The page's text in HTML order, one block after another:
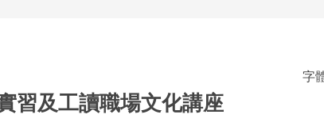
字
習及工讀職場文化講座